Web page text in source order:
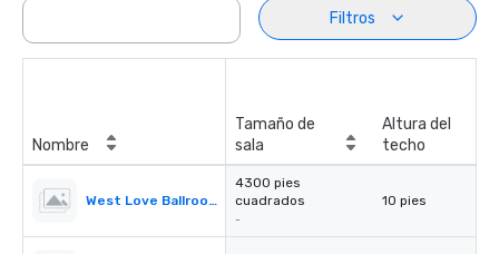
Filtros
Nombre
Tamaño de
sala
Altura del
techo
West Love Ballroom
4300 pies
cuadrados
-
10 pies